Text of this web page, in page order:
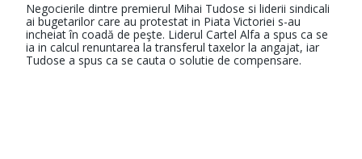
Negocierile dintre premierul Mihai Tudose si liderii sindicali
ai bugetarilor care au protestat in Piata Victoriei s-au
incheiat în coadă de peşte. Liderul Cartel Alfa a spus ca se
ia in calcul renuntarea la transferul taxelor la angajat, iar
Tudose a spus ca se cauta o solutie de compensare.